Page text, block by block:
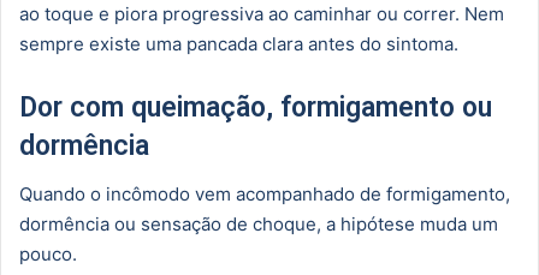
ao toque e piora progressiva ao caminhar ou correr. Nem
sempre existe uma pancada clara antes do sintoma.
Dor com queimação, formigamento ou
dormência
Quando o incômodo vem acompanhado de formigamento,
dormência ou sensação de choque, a hipótese muda um
pouco.